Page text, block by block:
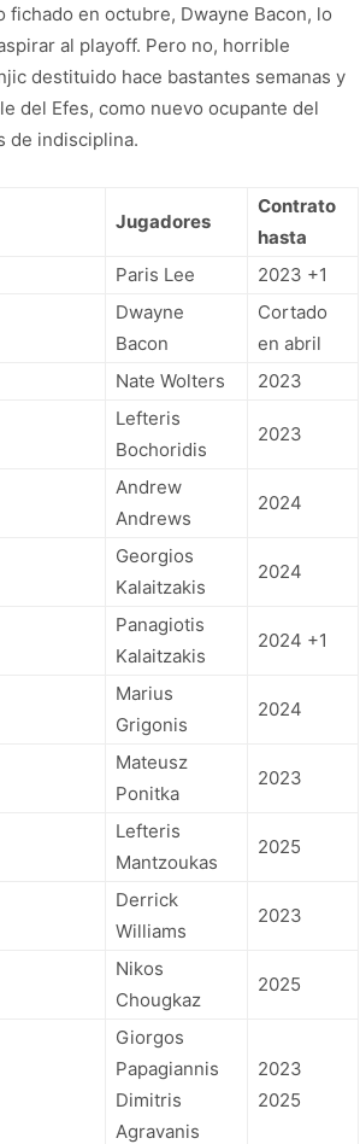
fichado en octubre, Dwayne Bacon, lo
al playoff. Pero no, horrible
destituido hace bastantes semanas y
del Efes, como nuevo ocupante del
de indisciplina.
Jugadores
Contrato
hasta
Paris Lee 2023 +1
Dwayne
Bacon
Cortado
en abril
Nate Wolters 2023
Lefteris
Bochoridis
2023
Andrew
Andrews
2024
Georgios
Kalaitzakis
2024
Panagiotis
Kalaitzakis
2024 +1
Marius
Grigonis
2024
Mateusz
Ponitka
2023
Lefteris
Mantzoukas
2025
Derrick
Williams
2023
Nikos
Chougkaz
2025
Giorgos
Papagiannis
Dimitris
Agravanis
2023
2025